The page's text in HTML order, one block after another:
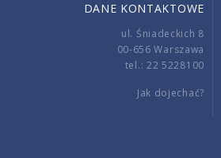
DANE KONTAKTOWE
ul. Śniadeckich 8
00-656 Warszawa
tel.: 22 5228100
Jak dojechać?